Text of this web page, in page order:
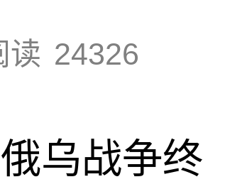
读 24326
乌战争终